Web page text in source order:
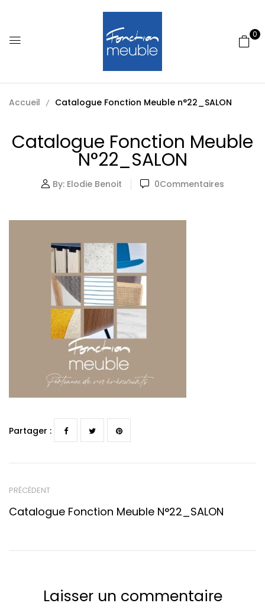
0
Accueil Catalogue Fonction Meuble n°22_SALON
Catalogue Fonction Meuble
N°22_SALON
By: Elodie Benoit 0Commentaires
Partager :
PRÉCÉDENT
Catalogue Fonction Meuble N°22_SALON
Laisser un commentaire